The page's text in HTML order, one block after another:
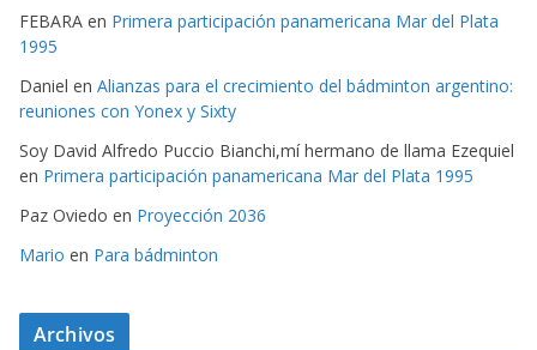
FEBARA en Primera participación panamericana Mar del Plata
1995
Daniel en Alianzas para el crecimiento del bádminton argentino:
reuniones con Yonex y Sixty
Soy David Alfredo Puccio Bianchi,mí hermano de llama Ezequiel
en Primera participación panamericana Mar del Plata 1995
Paz Oviedo en Proyección 2036
Mario en Para bádminton
Archivos